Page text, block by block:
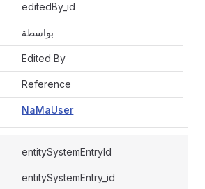
editedBy_id
بواسطة
Edited By
Reference
NaMaUser
entitySystemEntryId
entitySystemEntry_id